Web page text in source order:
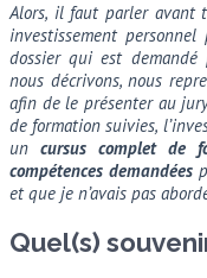
Alors, il faut parler avant
investissement personnel
dossier qui est demandé
nous décrivons, nous
afin de le présenter au
de formation suivies,
un cursus complet de
compétences demandées
et que je n’avais pas
Quel(s)